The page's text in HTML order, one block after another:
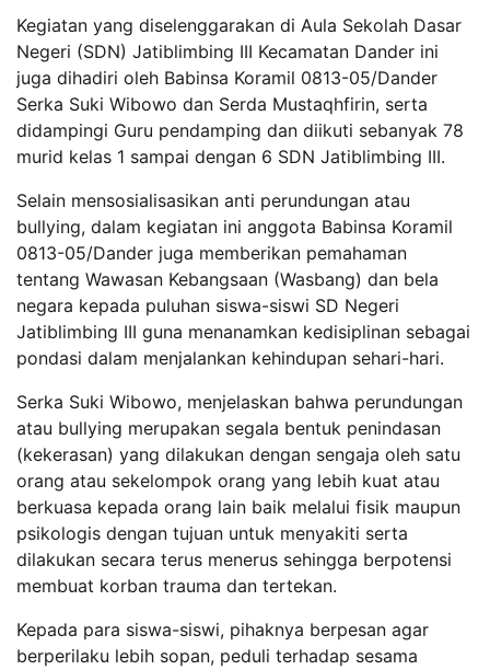
Kegiatan yang diselenggarakan di Aula Sekolah Dasar
Negeri (SDN) Jatiblimbing III Kecamatan Dander ini
juga dihadiri oleh Babinsa Koramil 0813-05/Dander
Serka Suki Wibowo dan Serda Mustaqhfirin, serta
didampingi Guru pendamping dan diikuti sebanyak 78
murid kelas 1 sampai dengan 6 SDN Jatiblimbing III.
Selain mensosialisasikan anti perundungan atau
bullying, dalam kegiatan ini anggota Babinsa Koramil
0813-05/Dander juga memberikan pemahaman
tentang Wawasan Kebangsaan (Wasbang) dan bela
negara kepada puluhan siswa-siswi SD Negeri
Jatiblimbing III guna menanamkan kedisiplinan sebagai
pondasi dalam menjalankan kehindupan sehari-hari.
Serka Suki Wibowo, menjelaskan bahwa perundungan
atau bullying merupakan segala bentuk penindasan
(kekerasan) yang dilakukan dengan sengaja oleh satu
orang atau sekelompok orang yang lebih kuat atau
berkuasa kepada orang lain baik melalui fisik maupun
psikologis dengan tujuan untuk menyakiti serta
dilakukan secara terus menerus sehingga berpotensi
membuat korban trauma dan tertekan.
Kepada para siswa-siswi, pihaknya berpesan agar
berperilaku lebih sopan, peduli terhadap sesama